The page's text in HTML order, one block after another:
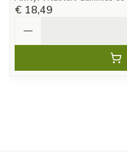
€ 18,49